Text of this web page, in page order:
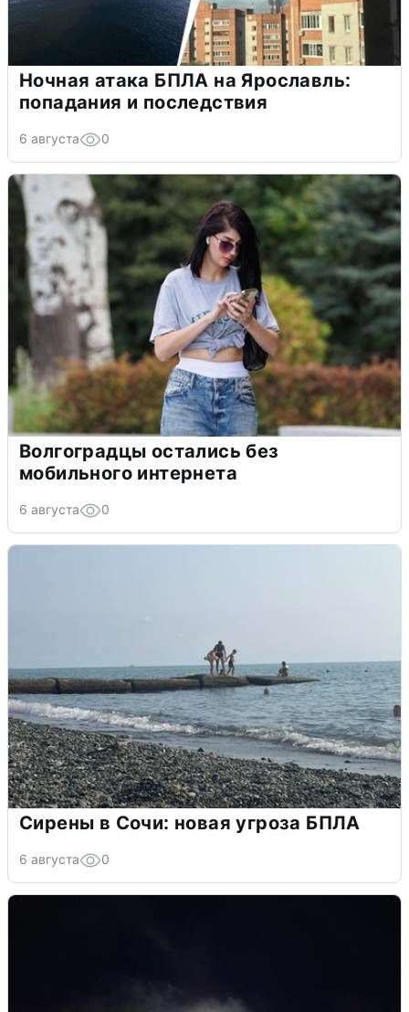
Ночная атака БПЛА на Ярославль:
попадания и последствия
6 августа 0
Волгоградцы остались без
мобильного интернета
6 августа 0
Сирены в Сочи: новая угроза БПЛА
6 августа 0